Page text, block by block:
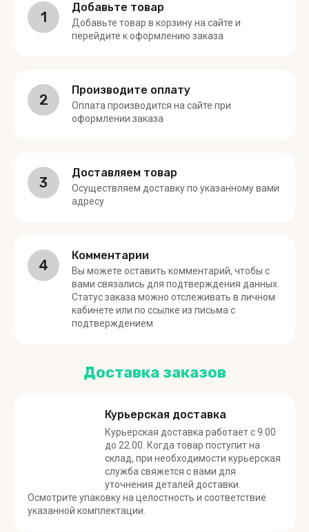
1
Добавьте товар
Добавьте товар в корзину на сайте и
перейдите к оформлению заказа
2
Производите оплату
Оплата производится на сайте при
оформлении заказа
3
Доставляем товар
Осуществляем доставку по указанному вами
адресу
4
Комментарии
Вы можете оставить комментарий, чтобы с
вами связались для подтверждения данных.
Статус заказа можно отслеживать в личном
кабинете или по ссылке из письма с
подтверждением
Доставка заказов
Курьерская доставка
Курьерская доставка работает с 9.00
до 22.00. Когда товар поступит на
склад, при необходимости курьерская
служба свяжется с вами для
уточнения деталей доставки.
Осмотрите упаковку на целостность и соответствие
указанной комплектации.